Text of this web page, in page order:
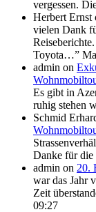
vergessen.
Herbert Ernst
vielen Dank
Toyota…”
admin on
Es gibt in
ruhig stehen
Schmid
Danke für die
admin on 20.
war das Jahr
Zeit
09:27